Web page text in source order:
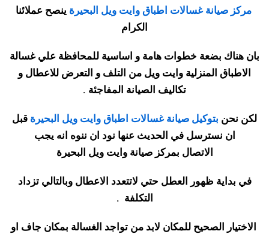
مركز صيانة غسالات اطباق وايت ويل البحيرة ينصح عملائنا
الكرام
بان هناك بضعة خطوات هامة و اساسية للمحافظة علي غسالة
الاطباق المنزلية وايت ويل من التلف و التعرض للاعطال و
تكاليف الصيانة المفاجئة .
لكن نحن بتوكيل صيانة غسالات اطباق وايت ويل البحيرة قبل
ان نسترسل في الحديث عنها نود ان ننوه انه يجب
الاتصال بمركز صيانة وايت ويل البحيرة
في بداية ظهور العطل حتي لاتتعدد الاعطال وبالتالي تزداد
التكلفة .
الاختيار الصحيح للمكان لابد من تواجد الغسالة بمكان جاف او